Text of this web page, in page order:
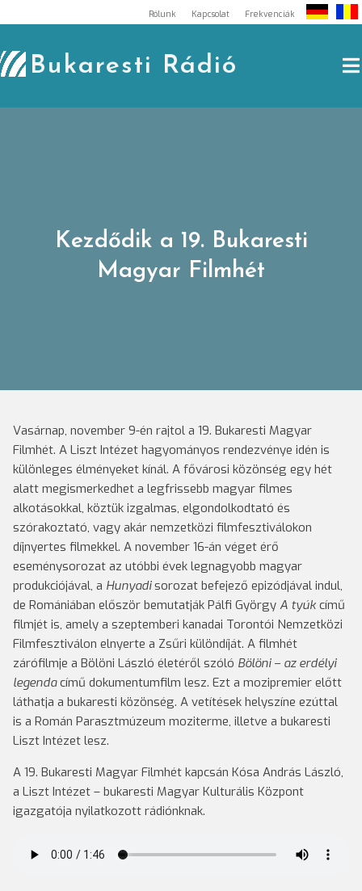
to
content
Rólunk Kapcsolat Frekvenciák
Bukaresti Rádió
Kezdődik a 19. Bukaresti
Magyar Filmhét
Vasárnap, november 9-én rajtol a 19. Bukaresti Magyar
Filmhét. A Liszt Intézet hagyományos rendezvénye idén is
különleges élményeket kínál. A fővárosi közönség egy hét
alatt megismerkedhet a legfrissebb magyar filmes
alkotásokkal, köztük izgalmas, elgondolkodtató és
szórakoztató, vagy akár nemzetközi filmfesztiválokon
díjnyertes filmekkel. A november 16-án véget érő
eseménysorozat az utóbbi évek legnagyobb magyar
produkciójával, a Hunyadisorozat befejező epizódjával indul,
de Romániában először bemutatják Pálfi György A tyúk című
filmjét is, amely a szeptemberi kanadai Torontói Nemzetközi
Filmfesztiválon elnyerte a Zsűri különdíját. A filmhét
zárófilmje a Bölöni László életéről szóló Bölöni – az erdélyi
legendacímű dokumentumfilm lesz. Ezt a mozipremier előtt
láthatja a bukaresti közönség. A vetítések helyszíne ezúttal
is a Román Parasztmúzeum moziterme, illetve a bukaresti
Liszt Intézet lesz.
A 19. Bukaresti Magyar Filmhét kapcsán Kósa András László,
a Liszt Intézet – bukaresti Magyar Kulturális Központ
igazgatója nyilatkozott rádiónknak.